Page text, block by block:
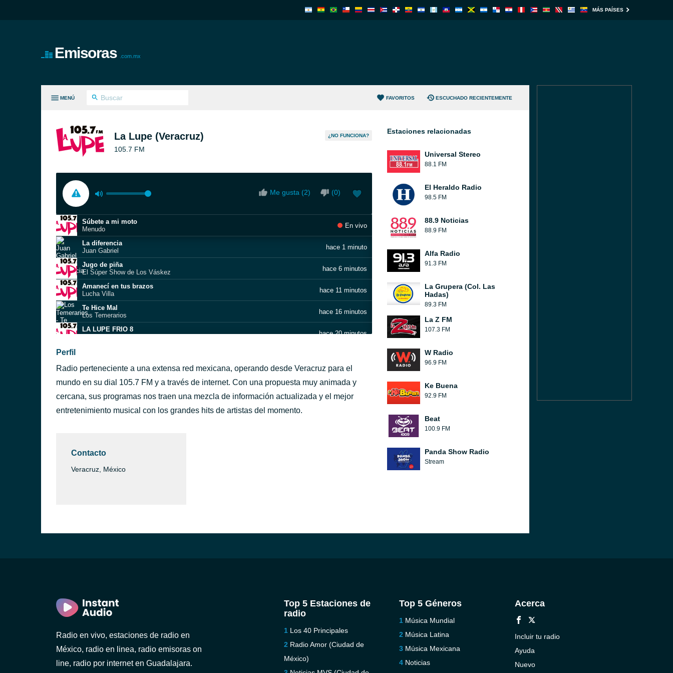
MÁS PAÍSES
Emisoras .com.mx
MENÚ FAVORITOS ESCUCHADO RECIENTEMENTE
La Lupe (Veracruz)
105.7 FM
¿NO FUNCIONA?
Me gusta (2) (0)
Súbete a mi moto
Menudo
En vivo
La diferencia
Juan Gabriel
hace 1 minuto
Jugo de piña
El Súper Show de Los Váskez
hace 6 minutos
Amanecí en tus brazos
Lucha Villa
hace 11 minutos
Te Hice Mal
Los Temerarios
hace 16 minutos
LA LUPE FRIO 8
hace 20 minutos
NO
ALEJANDRO FDZ
Nada Personal
Haila
hace 52 minutos
CUANDO ESTOY CONTIGO
Perfil
Radio perteneciente a una extensa red mexicana, operando desde Veracruz para el
mundo en su dial 105.7 FM y a través de internet. Con una propuesta muy animada y
cercana, sus programas nos traen una mezcla de información actualizada y el mejor
entretenimiento musical con los grandes hits de artistas del momento.
Contacto
Veracruz, México
Estaciones relacionadas
Universal Stereo
88.1 FM
El Heraldo Radio
98.5 FM
88.9 Noticias
88.9 FM
Alfa Radio
91.3 FM
La Grupera (Col. Las
Hadas)
89.3 FM
La Z FM
107.3 FM
W Radio
96.9 FM
Ke Buena
92.9 FM
Beat
100.9 FM
Panda Show Radio
Stream
Radio en vivo, estaciones de radio en
México, radio en linea, radio emisoras on
line, radio por internet en Guadalajara.
Top 5 Estaciones de
radio
Los 40 Principales
Radio Amor (Ciudad de
México)
Top 5 Géneros
Música Mundial
Música Latina
Música Mexicana
Noticias
Acerca
Incluir tu radio
Ayuda
Nuevo